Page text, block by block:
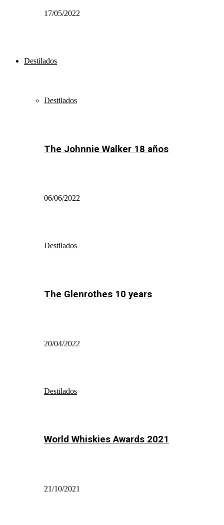
17/05/2022
Destilados
Destilados
The Johnnie Walker 18 años
06/06/2022
Destilados
The Glenrothes 10 years
20/04/2022
Destilados
World Whiskies Awards 2021
21/10/2021